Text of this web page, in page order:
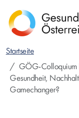
zum
Inhalt
Startseite
GÖG-Colloquium
Gesundheit,
Gamechanger?